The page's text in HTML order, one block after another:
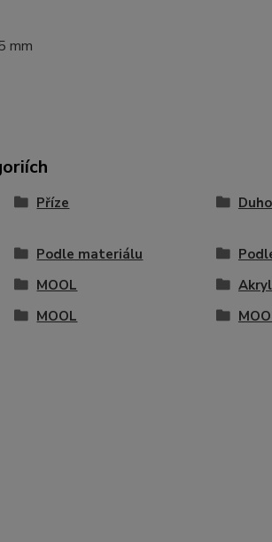
mm
Příze
Podle materiálu
MOOL
MOOL